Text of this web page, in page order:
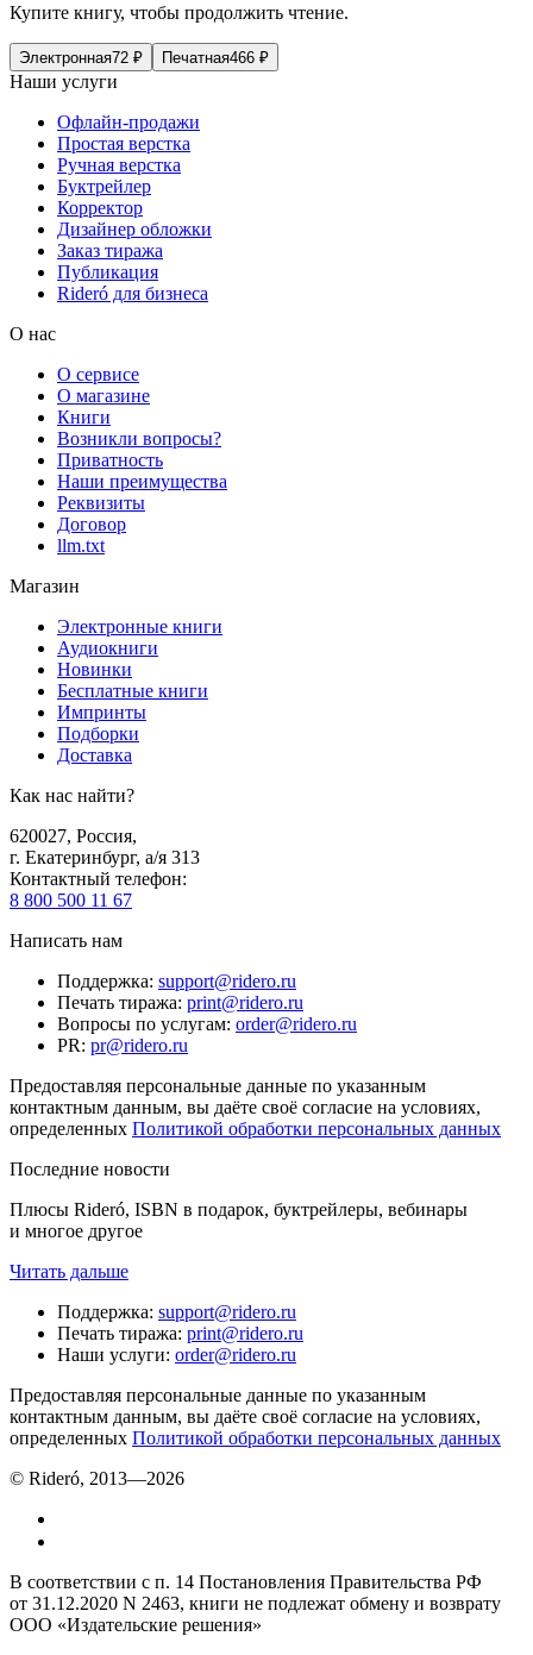
Купите книгу, чтобы продолжить чтение.
Электронная72 ₽ Печатная466 ₽
Наши услуги
Офлайн-продажи
Простая верстка
Ручная верстка
Буктрейлер
Корректор
Дизайнер обложки
Заказ тиража
Публикация
Rideró для бизнеса
О нас
О сервисе
О магазине
Книги
Возникли вопросы?
Приватность
Наши преимущества
Реквизиты
Договор
llm.txt
Магазин
Электронные книги
Аудиокниги
Новинки
Бесплатные книги
Импринты
Подборки
Доставка
Как нас найти?
620027, Россия,
г. Екатеринбург, а/я 313
Контактный телефон:
8 800 500 11 67
Написать нам
Поддержка: support@ridero.ru
Печать тиража: print@ridero.ru
Вопросы по услугам: order@ridero.ru
PR: pr@ridero.ru
Предоставляя персональные данные по указанным
контактным данным, вы даёте своё согласие на условиях,
определенных Политикой обработки персональных данных
Последние новости
Плюсы Rideró, ISBN в подарок, буктрейлеры, вебинары
и многое другое
Читать дальше
Поддержка: support@ridero.ru
Печать тиража: print@ridero.ru
Наши услуги: order@ridero.ru
Предоставляя персональные данные по указанным
контактным данным, вы даёте своё согласие на условиях,
определенных Политикой обработки персональных данных
© Rideró, 2013—2026
В соответствии с п. 14 Постановления Правительства РФ
от 31.12.2020 N 2463, книги не подлежат обмену и возврату
ООО «Издательские решения»